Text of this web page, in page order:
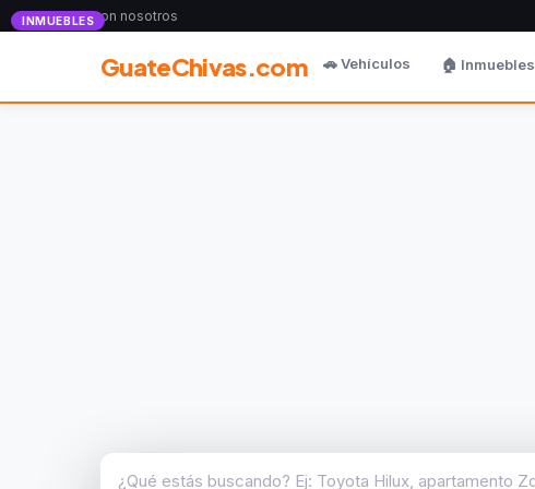
Anunciate con nosotros
GuateChivas.com 🚗 Vehículos 🏠 Inmuebles
INMUEBLES